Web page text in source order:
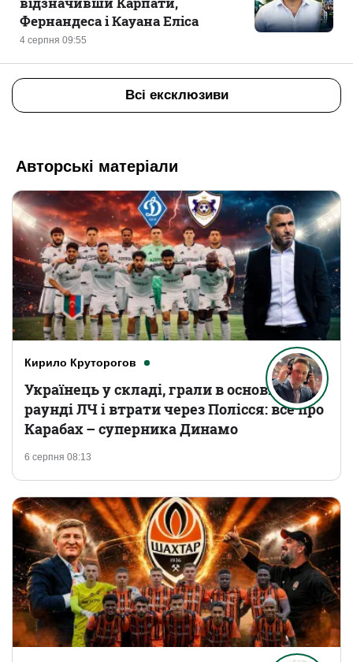
4 серпня 09:55
Фернандеса і Кауана Еліса
Всі ексклюзиви
Авторські матеріали
Кирило Круторогов
6 серпня 08:13
Українець у складі, грали в основному
раунді ЛЧ і втрати через Полісся: все про
Карабах – суперника Динамо